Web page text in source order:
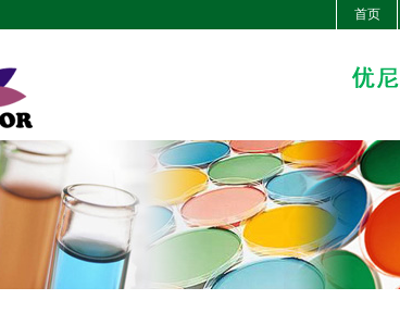
首页